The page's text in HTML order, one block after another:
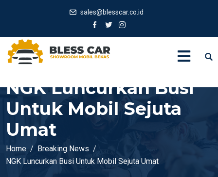
sales@blesscar.co.id
NGK Luncurkan Busi
Untuk Mobil Sejuta
Umat
Home
Breaking News
NGK Luncurkan Busi Untuk Mobil Sejuta Umat